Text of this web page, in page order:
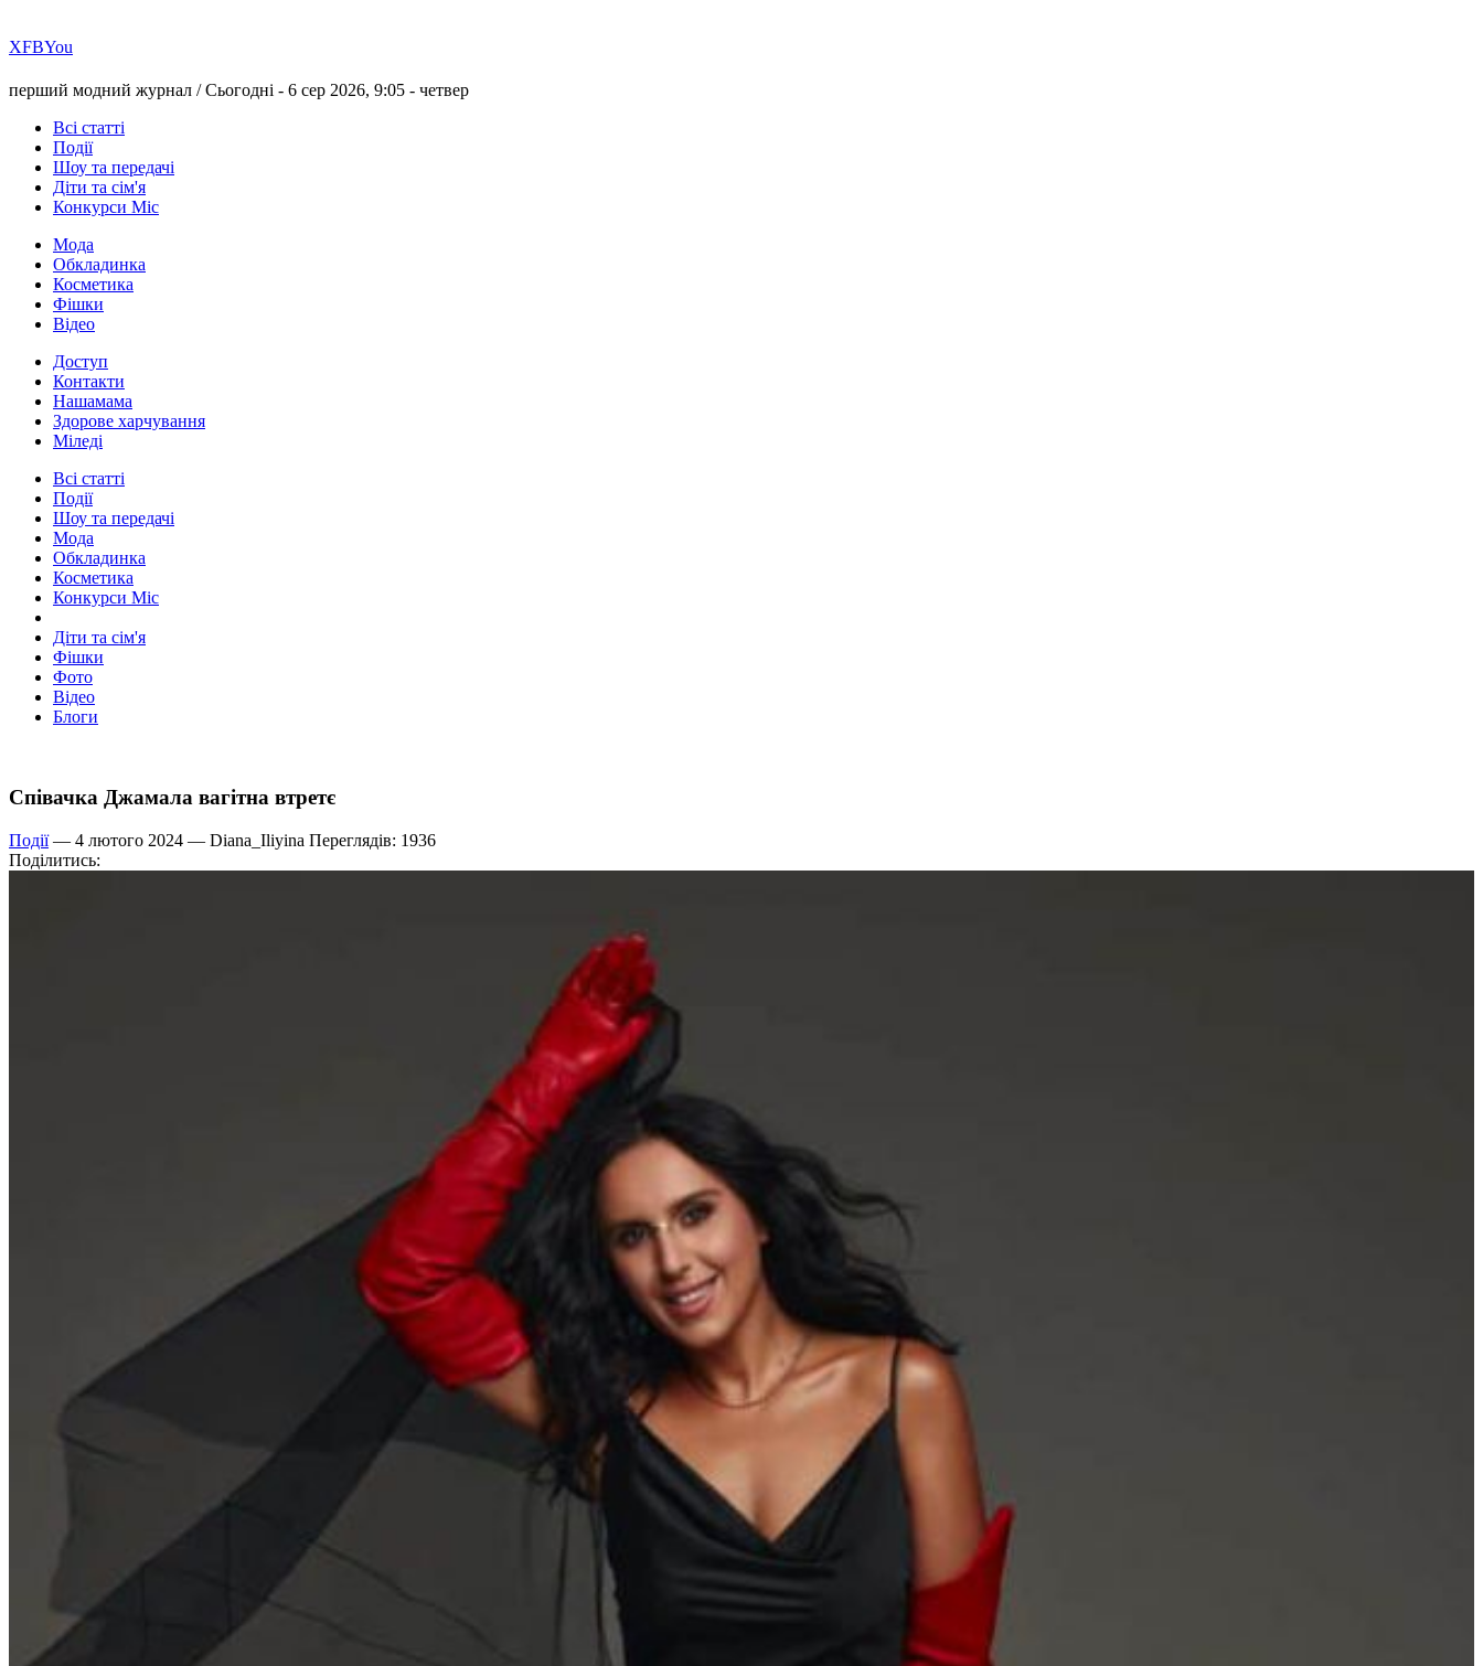
ХFBYou
перший модний журнал /Сьогодні - 6 сер 2026, 9:05 - четвер
Всі статті
Події
Шоу та передачі
Діти та сім'я
Конкурси Міс
Мода
Обкладинка
Косметика
Фішки
Відео
Доступ
Контакти
Нашамама
Здорове харчування
Міледі
Всі статті
Події
Шоу та передачі
Мода
Обкладинка
Косметика
Конкурси Міс
Діти та сім'я
Фішки
Фото
Відео
Блоги
Співачка Джамала вагітна втретє
Події— 4 лютого 2024 — Diana_Iliyina Переглядів: 1936
Поділитись: